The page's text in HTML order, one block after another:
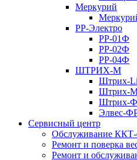
Меркурий
РР-Электро
РР-01Ф
РР-02Ф
РР-04Ф
ШТРИХ-М
Штрих-
Штрих-
Штрих-
Элвес-
Сервисный центр
Обслуживание ККТ-
Ремонт и поверка
Ремонт и